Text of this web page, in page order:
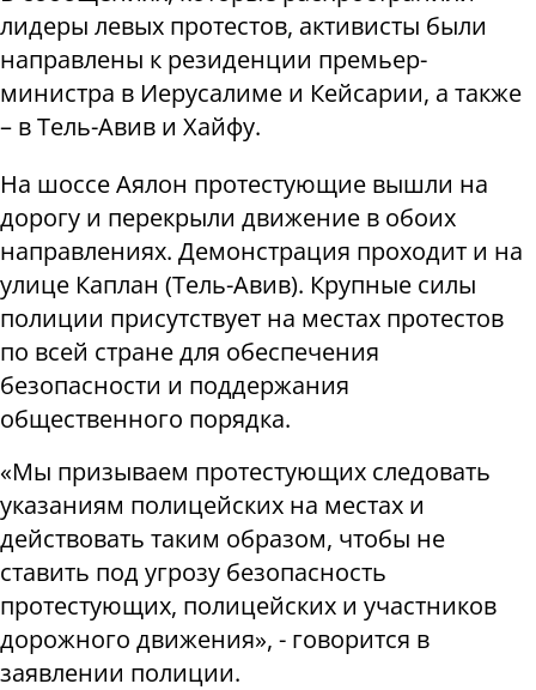
лидеры левых протестов, активисты были
направлены к резиденции премьер-
министра в Иерусалиме и Кейсарии, а также
– в Тель-Авив и Хайфу.
На шоссе Аялон протестующие вышли на
дорогу и перекрыли движение в обоих
направлениях. Демонстрация проходит и на
улице Каплан (Тель-Авив). Крупные силы
полиции присутствует на местах протестов
по всей стране для обеспечения
безопасности и поддержания
общественного порядка.
«Мы призываем протестующих следовать
указаниям полицейских на местах и
действовать таким образом, чтобы не
ставить под угрозу безопасность
протестующих, полицейских и участников
дорожного движения», - говорится в
заявлении полиции.